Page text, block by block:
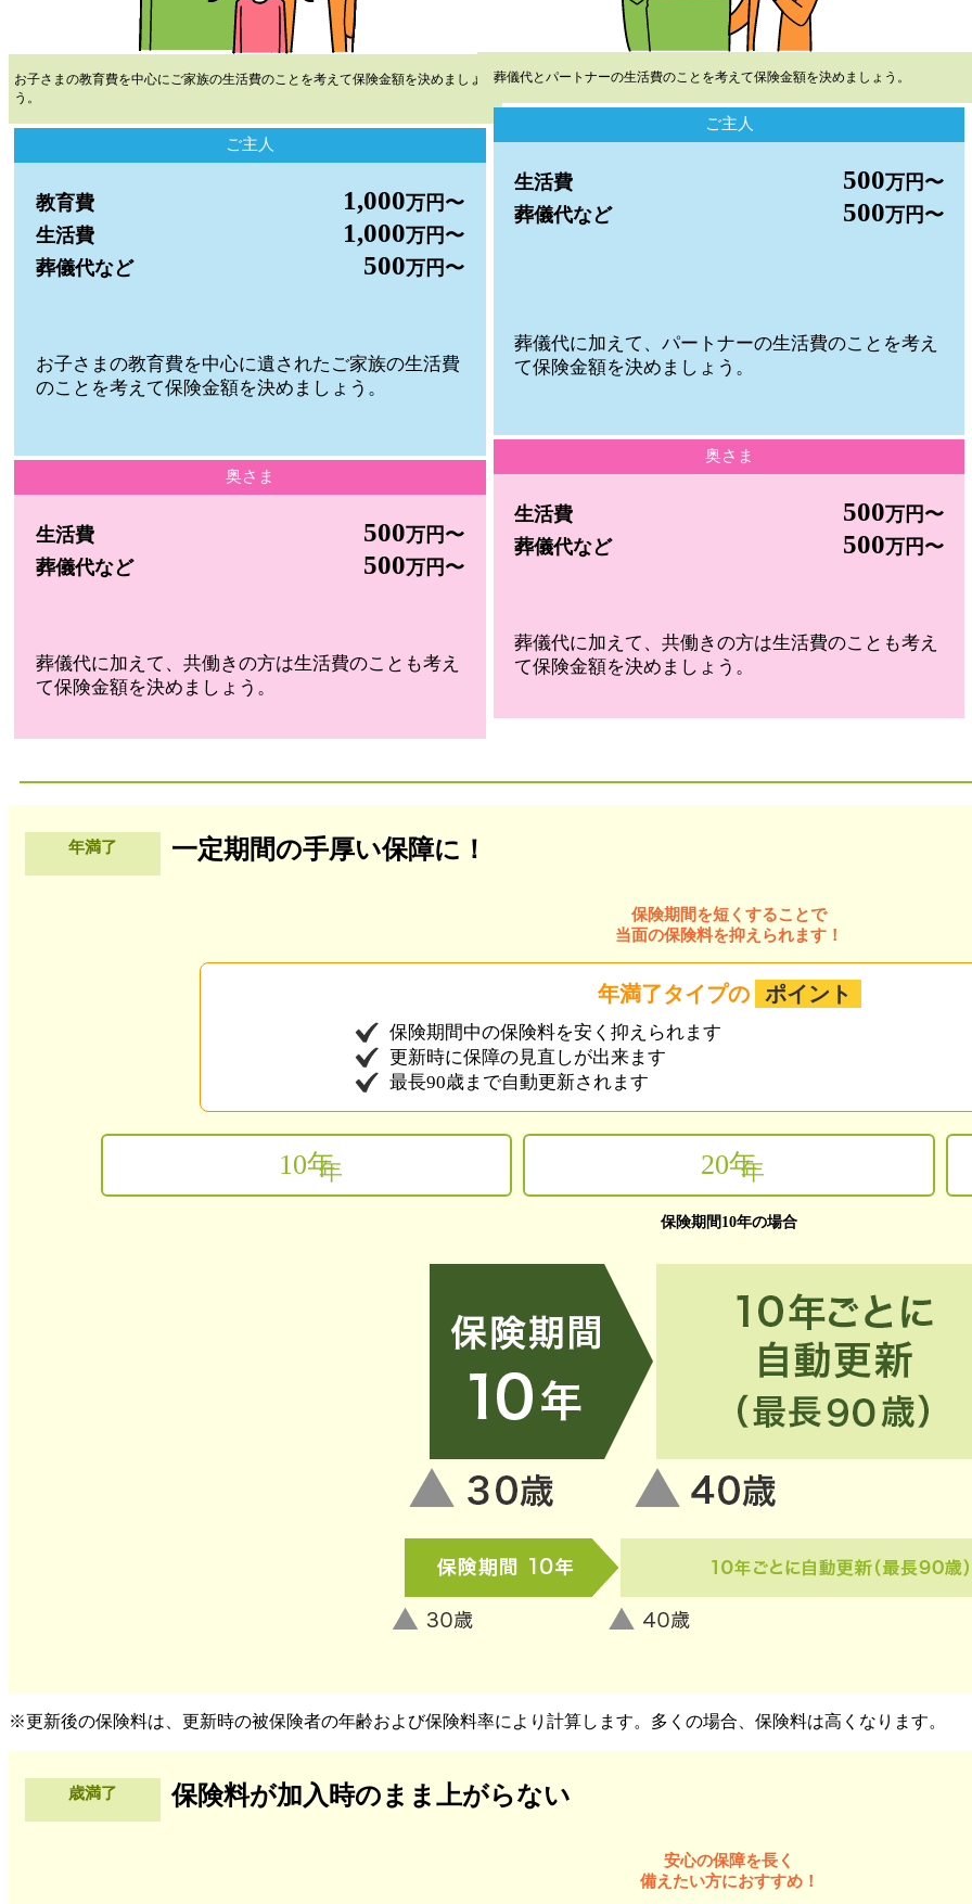
お子さまの教育費を中心にご家族の生活費のことを考えて保険金額を決めましょ
う。
ご主人
教育費 1,000万円〜
生活費
1,000万円〜
葬儀代など
500万円〜
お子さまの教育費を中心に遺されたご家族の生活費
のことを考えて保険金額を決めましょう。
奥さま
生活費 500万円〜
葬儀代など
500万円〜
葬儀代に加えて、共働きの方は生活費のことも考え
て保険金額を決めましょう。
葬儀代とパートナーの生活費のことを考えて保険金額を決めましょう。
ご主人
生活費 500万円〜
葬儀代など
500万円〜
葬儀代に加えて、パートナーの生活費のことを考え
て保険金額を決めましょう。
奥さま
生活費 500万円〜
葬儀代など
500万円〜
葬儀代に加えて、共働きの方は生活費のことも考え
て保険金額を決めましょう。
年満了 一定期間の手厚い保障に！
保険期間を短くすることで
当面の保険料を抑えられます！
年満了タイプの ポイント
保険期間中の保険料を安く抑えられます
更新時に保障の見直しが出来ます
最長90歳まで自動更新されます
10年
年 20年
年
保険期間10年の場合
※更新後の保険料は、更新時の被保険者の年齢および保険料率により計算します。多くの場合、保険料は高くなります。
歳満了 保険料が加入時のまま上がらない
安心の保障を長く
備えたい方におすすめ！